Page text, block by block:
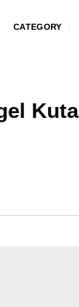
CATEGORY
Kuta